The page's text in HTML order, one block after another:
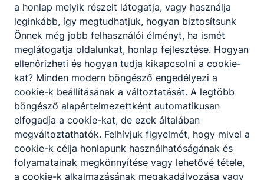
2tanuló
Linamar Hungary zRt
"LINAMAR HUNGARY ZRT. Csorvási Út
27, Orosháza, Békés, Magyarország,
5900"
17tanuló
a honlap melyik részeit látogatja, vagy használja
leginkább, így megtudhatjuk, hogyan biztosítsunk
Önnek még jobb felhasználói élményt, ha ismét
meglátogatja oldalunkat, honlap fejlesztése. Hogyan
ellenőrizheti és hogyan tudja kikapcsolni a cookie-
kat? Minden modern böngésző engedélyezi a
cookie-k beállításának a változtatását. A legtöbb
böngésző alapértelmezettként automatikusan
elfogadja a cookie-kat, de ezek általában
megváltoztathatók. Felhívjuk figyelmét, hogy mivel a
cookie-k célja honlapunk használhatóságának és
folyamatainak megkönnyítése vagy lehetővé tétele,
a cookie-k alkalmazásának megakadályozása vagy